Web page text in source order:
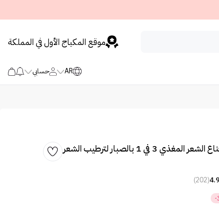
موقع المكياج الأول في المملكة
AR حسابي
غارنييه ألترا دو قناع الشعر المغذي 3 في 1 بالصبار لترطيب الشعر
4.9
(202)
-